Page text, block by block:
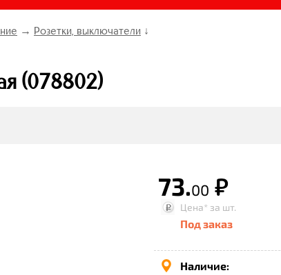
→ Розетки, выключатели ↓
(078802)
73.00 р.
Цена* за шт.
Под заказ
Наличие: